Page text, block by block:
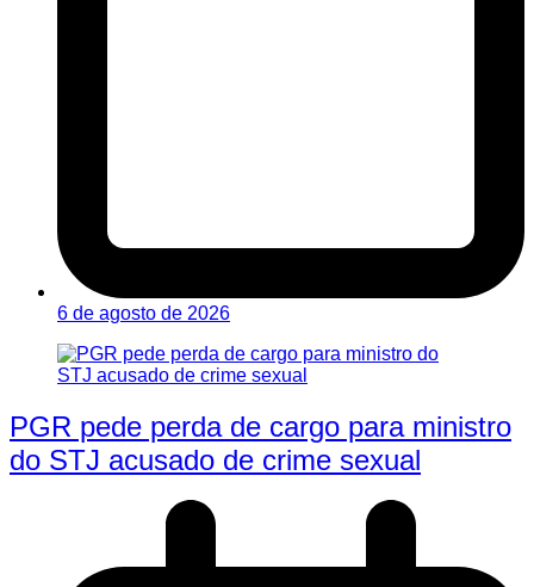
6 de agosto de 2026
PGR pede perda de cargo para ministro
do STJ acusado de crime sexual